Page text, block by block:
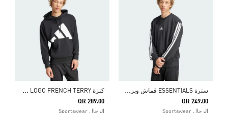
س
ترة ESSENTIALS قماش وبر فرنسي بالخطوط الثلاثة
QR 249.00
الرجال Sportswear
ك
نزة ESSENTIALS BIG LOGO FRENCH TERRY
QR 289.00
الرجال Sportswear